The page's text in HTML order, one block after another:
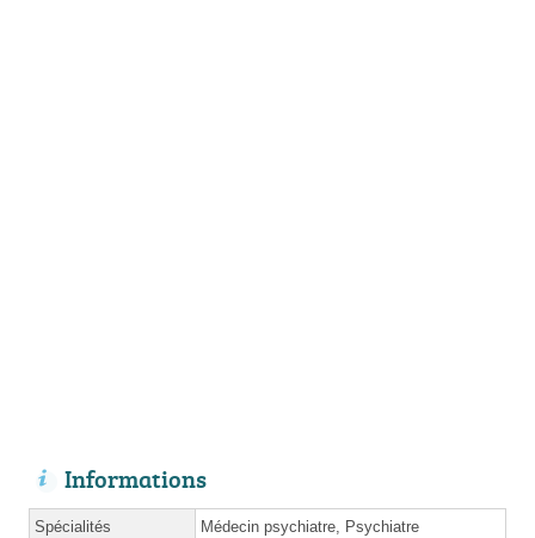
Informations
Spécialités Médecin psychiatre, Psychiatre